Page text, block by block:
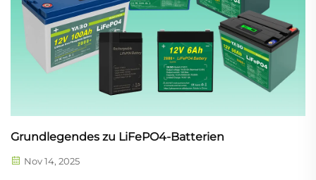
Grundlegendes zu LiFePO4-Batterien
Nov 14, 2025